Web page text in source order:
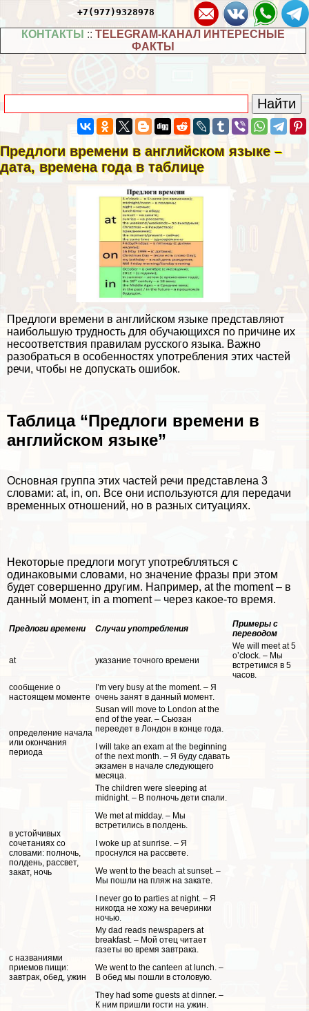
+7(977)9328978
КОНТАКТЫ :: TELEGRAM-КАНАЛ ИНТЕРЕСНЫЕ
ФАКТЫ
Предлоги времени в английском языке –
дата, времена года в таблице
Предлоги времени в английском языке представляют
наибольшую трудность для обучающихся по причине их
несоответствия правилам русского языка. Важно
разобраться в особенностях употрeбления этих частей
речи, чтобы не допускать ошибок.
Таблица “Предлоги времени в
английском языке”
Основная группа этих частей речи представлена 3
словами: at, in, on. Все они используются для передачи
временных отношений, но в разных ситуациях.
Некоторые предлоги могут употрeблляться с
одинаковыми словами, но значение фразы при этом
будет совершенно другим. Например, at the moment – в
данный момент, in a moment – через какое-то время.
Предлоги времени Случаи употрeбления
Примеры с
переводом
at указание точного времени
We will meet at 5
o’clock. – Мы
встретимся в 5
часов.
сообщение о
настоящем моменте
I’m very busy at the moment. – Я
очень занят в данный момент.
определение начала
или окончания
периода
Susan will move to London at the
end of the year. – Сьюзан
переедет в Лондон в конце года.
I will take an exam at the beginning
of the next month. – Я буду сдавать
экзамен в начале следующего
месяца.
в устойчивых
сочетаниях со
словами: полночь,
полдень, рассвет,
закат, ночь
The children were sleeping at
midnight. – В полночь дети спали.
We met at midday. – Мы
встретились в полдень.
I woke up at sunrise. – Я
проснулся на рассвете.
We went to the beach at sunset. –
Мы пошли на пляж на закате.
I never go to parties at night. – Я
никогда не хожу на вечеринки
ночью.
с названиями
приемов пищи:
завтpaк, обед, ужин
My dad reads newspapers at
breakfast. – Мой отец читает
газеты во время завтpaка.
We went to the canteen at lunch. –
В обед мы пошли в столовую.
They had some guests at dinner. –
К ним пришли гости на ужин.